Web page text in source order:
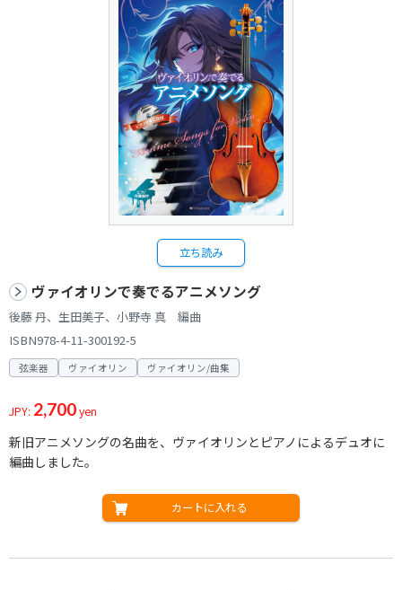
立ち読み
ヴァイオリンで奏でるアニメソング
後藤 丹、生田美子、小野寺 真 編曲
ISBN978-4-11-300192-5
弦楽器 ヴァイオリン ヴァイオリン/曲集
JPY: 2,700yen
新旧アニメソングの名曲を、ヴァイオリンとピアノによるデュオに
編曲しました。
カートに入れる